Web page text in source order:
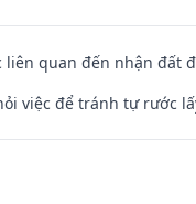
quan đến nhận đất
việc để tránh tự rước